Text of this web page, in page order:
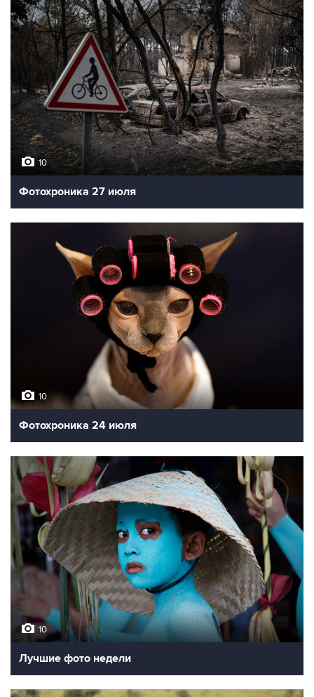
10
Фотохроника 27 июля
10
Фотохроника 24 июля
10
Лучшие фото недели